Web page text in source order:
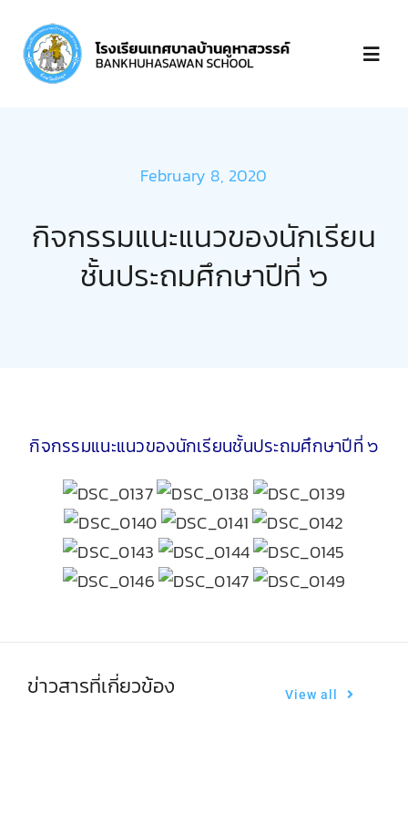
content
บุคลากร
February 8, 2020
กิจกรรมแนะแนวของนักเรียน
ชั้นประถมศึกษาปีที่ ๖
กิจกรรมแนะแนวของนักเรียนชั้นประถมศึกษาปีที่ ๖
ข่าวสารที่เกี่ยวข้อง View all